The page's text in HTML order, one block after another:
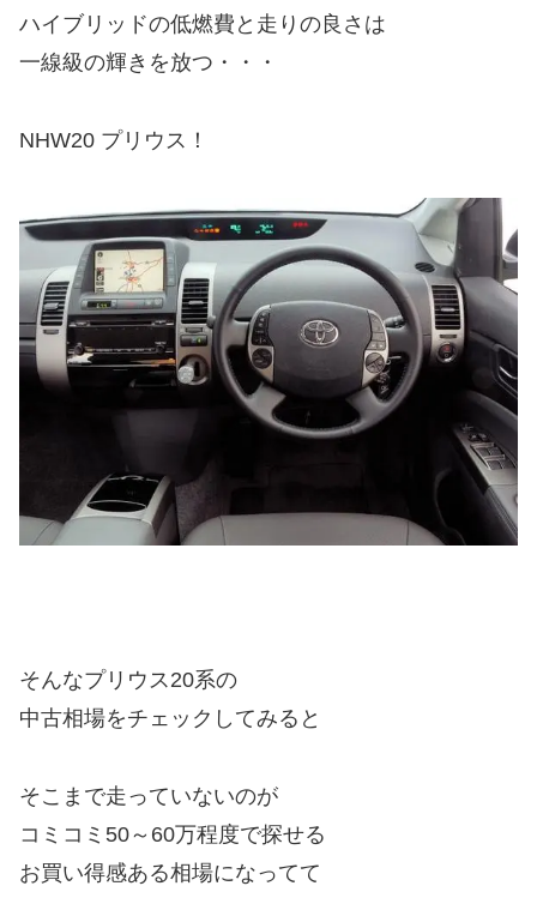
ハイブリッドの低燃費と走りの良さは
一線級の輝きを放つ・・・
NHW20 プリウス！
そんなプリウス20系の
中古相場をチェックしてみると
そこまで走っていないのが
コミコミ50～60万程度で探せる
お買い得感ある相場になってて